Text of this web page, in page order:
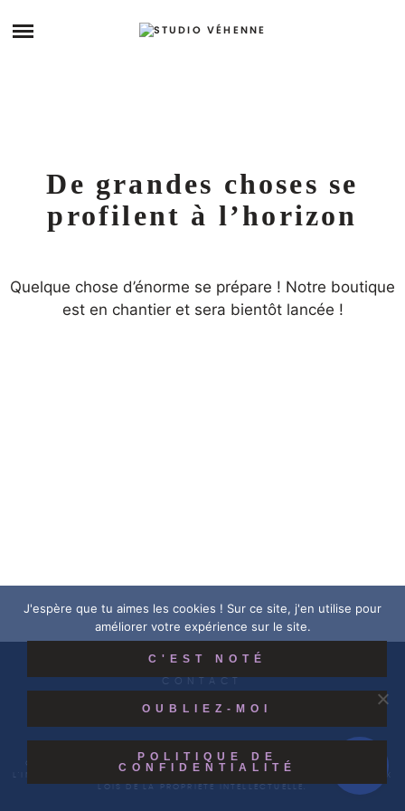
to
PRENDRE RDV
De grandes choses se
profilent à l’horizon
Quelque chose d’énorme se prépare ! Notre boutique
est en chantier et sera bientôt lancée !
CONTACT
COPYRIGHT © 2026 | TOUS DROITS RÉSERVÉS |STUDIO VÉHENNE ⎮
L'INTÉGRALITÉ DES CRÉATIONS VISIBLES SUR CE SITE EST SOUMISE AUX
LOIS DE LA PROPRIÉTÉ INTELLECTUELLE.
J'espère que tu aimes les cookies ! Sur ce site, j'en utilise pour
améliorer votre expérience sur le site.
C'EST NOTÉ
OUBLIEZ-MOI
POLITIQUE DE
CONFIDENTIALITÉ